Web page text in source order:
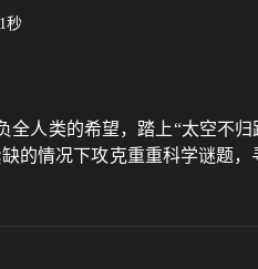
秒
人类的希望，踏上“太空不
的情况下攻克重重科学谜题